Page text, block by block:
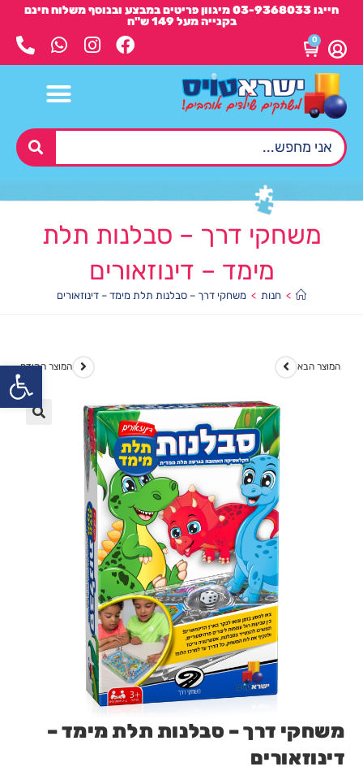
חייגו 03-9368033 מיגוון פריטים במבצע ובנוסף משלוח חינם
בקנייה מעל 149 ש"ח
0
משחקי דרך – סבלנות תלת
מימד – דינוזאורים
> חנות > משחקי דרך – סבלנות תלת מימד – דינוזאורים
המוצר הקודם המוצר הבא
משחקי דרך – סבלנות תלת מימד –
דינוזאורים